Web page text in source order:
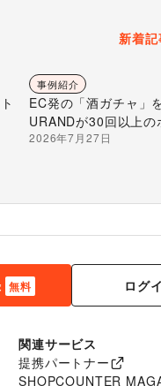
新着
事例紹介
EC発の「酒ガチャ」
URANDが30回以上の
で届ける“新しいお酒
2026年7月27日
無料 ログ
関連サービス
提携パートナー
SHOPCOUNTER